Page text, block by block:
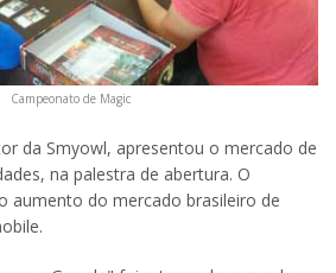
Campeonato de Magic
da Smyowl, apresentou o mercado de
na palestra de abertura. O
aumento do mercado brasileiro de